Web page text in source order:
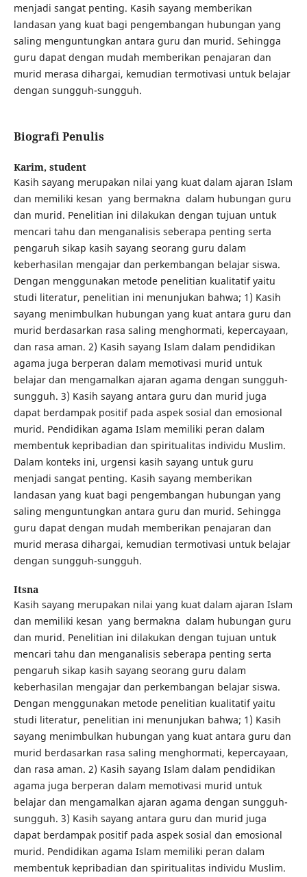
menjadi sangat penting. Kasih sayang memberikan
landasan yang kuat bagi pengembangan hubungan yang
saling menguntungkan antara guru dan murid. Sehingga
guru dapat dengan mudah memberikan penajaran dan
murid merasa dihargai, kemudian termotivasi untuk belajar
dengan sungguh-sungguh.
Biografi Penulis
Karim, student
Kasih sayang merupakan nilai yang kuat dalam ajaran Islam
dan memiliki kesan yang bermakna dalam hubungan guru
dan murid. Penelitian ini dilakukan dengan tujuan untuk
mencari tahu dan menganalisis seberapa penting serta
pengaruh sikap kasih sayang seorang guru dalam
keberhasilan mengajar dan perkembangan belajar siswa.
Dengan menggunakan metode penelitian kualitatif yaitu
studi literatur, penelitian ini menunjukan bahwa; 1) Kasih
sayang menimbulkan hubungan yang kuat antara guru dan
murid berdasarkan rasa saling menghormati, kepercayaan,
dan rasa aman. 2) Kasih sayang Islam dalam pendidikan
agama juga berperan dalam memotivasi murid untuk
belajar dan mengamalkan ajaran agama dengan sungguh-
sungguh. 3) Kasih sayang antara guru dan murid juga
dapat berdampak positif pada aspek sosial dan emosional
murid. Pendidikan agama Islam memiliki peran dalam
membentuk kepribadian dan spiritualitas individu Muslim.
Dalam konteks ini, urgensi kasih sayang untuk guru
menjadi sangat penting. Kasih sayang memberikan
landasan yang kuat bagi pengembangan hubungan yang
saling menguntungkan antara guru dan murid. Sehingga
guru dapat dengan mudah memberikan penajaran dan
murid merasa dihargai, kemudian termotivasi untuk belajar
dengan sungguh-sungguh.
Itsna
Kasih sayang merupakan nilai yang kuat dalam ajaran Islam
dan memiliki kesan yang bermakna dalam hubungan guru
dan murid. Penelitian ini dilakukan dengan tujuan untuk
mencari tahu dan menganalisis seberapa penting serta
pengaruh sikap kasih sayang seorang guru dalam
keberhasilan mengajar dan perkembangan belajar siswa.
Dengan menggunakan metode penelitian kualitatif yaitu
studi literatur, penelitian ini menunjukan bahwa; 1) Kasih
sayang menimbulkan hubungan yang kuat antara guru dan
murid berdasarkan rasa saling menghormati, kepercayaan,
dan rasa aman. 2) Kasih sayang Islam dalam pendidikan
agama juga berperan dalam memotivasi murid untuk
belajar dan mengamalkan ajaran agama dengan sungguh-
sungguh. 3) Kasih sayang antara guru dan murid juga
dapat berdampak positif pada aspek sosial dan emosional
murid. Pendidikan agama Islam memiliki peran dalam
membentuk kepribadian dan spiritualitas individu Muslim.